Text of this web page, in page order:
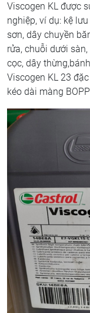
Viscogen KL được
nghiệp, ví dụ: kệ
sơn, dây chuyền
rửa, chuỗi dưới
cọc, dây
Viscogen KL 23
kéo dài màng